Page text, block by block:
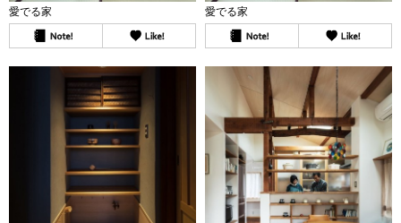
愛でる家 愛でる家